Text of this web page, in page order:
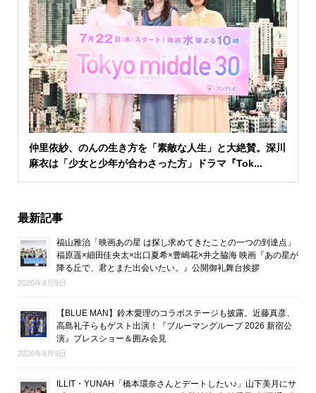
仲里依紗、のんの生き方を「素敵な人生」と大絶賛。深川
麻衣は「少女と少年が合わさった方」ドラマ『Tok...
最新記事
福山雅治「映画あの星 は探し求めてきたことの一つの到達点」
福原遥×細田佳央太×出口夏希×豊嶋花×井之脇海 映画『あの星が
降る丘で、君とまた出会いたい。』公開御礼舞台挨拶
2026年8月9日
【BLUE MAN】鈴木愛理のコラボステージも披露。近藤真彦、
高島礼子らもゲスト出演！『ブルーマングループ 2026 新宿公
演』プレスショー＆囲み会見
2026年8月9日
ILLIT・YUNAH「橋本環奈さんとデートしたい♪」山下美月にサ